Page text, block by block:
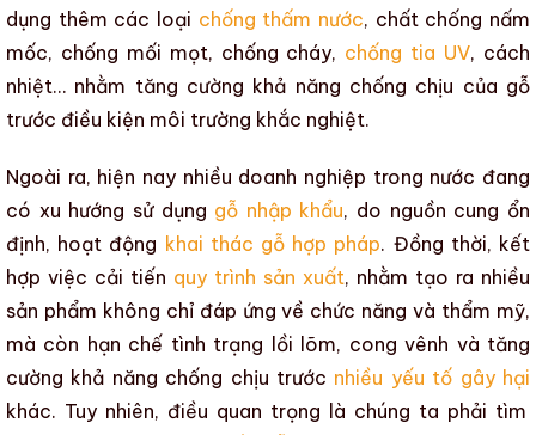
dụng thêm các loại chống thấm nước, chất chống nấm
mốc, chống mối mọt, chống cháy, chống tia UV, cách
nhiệt… nhằm tăng cường khả năng chống chịu của gỗ
trước điều kiện môi trường khắc nghiệt.
Ngoài ra, hiện nay nhiều doanh nghiệp trong nước đang
có xu hướng sử dụng gỗ nhập khẩu, do nguồn cung ổn
định, hoạt động khai thác gỗ hợp pháp. Đồng thời, kết
hợp việc cải tiến quy trình sản xuất, nhằm tạo ra nhiều
sản phẩm không chỉ đáp ứng về chức năng và thẩm mỹ,
mà còn hạn chế tình trạng lồi lõm, cong vênh và tăng
cường khả năng chống chịu trước nhiều yếu tố gây hại
khác. Tuy nhiên, điều quan trọng là chúng ta phải tìm